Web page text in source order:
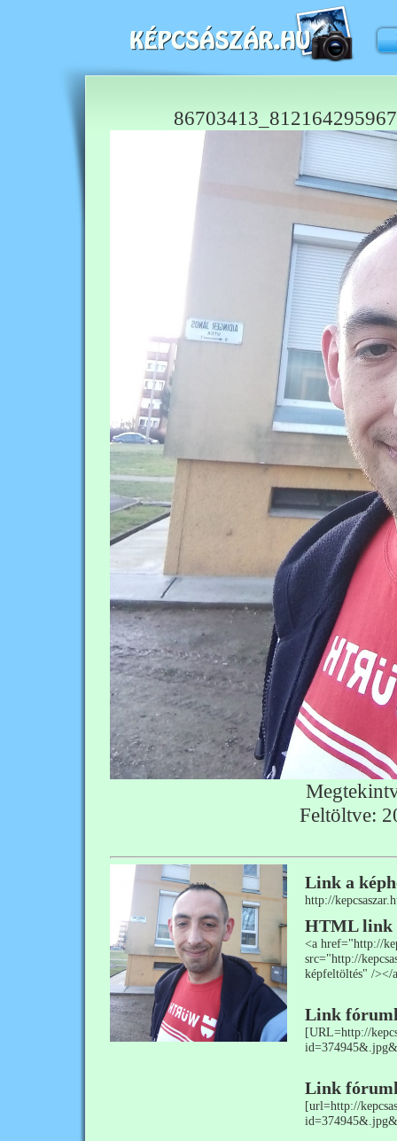
Feltöltve:
Link a
http://
HTML link
<a href="http://
src="http://
képfeltöltés" /></
Link
[URL=http://
Link
[url=http://